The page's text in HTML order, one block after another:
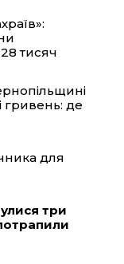
тисяч
гривень: де
для
три